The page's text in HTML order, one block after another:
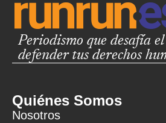
Periodismo que desafía
defender tus derechos
Quiénes Somos
Nosotros